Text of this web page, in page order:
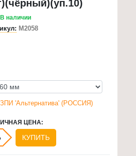
наличии
М2058
'Альтернатива' (РОССИЯ)
ЦЕНА:
КУПИТЬ